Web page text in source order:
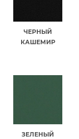
ЧЕРНЫЙ
КАШЕМИР
ЗЕЛЕНЫЙ